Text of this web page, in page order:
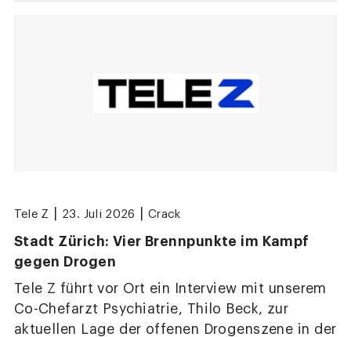
Tele Z 23. Juli 2026 Crack
Stadt Zürich: Vier Brennpunkte im Kampf
gegen Drogen
Tele Z führt vor Ort ein Interview mit unserem
Co-Chefarzt Psychiatrie, Thilo Beck, zur
aktuellen Lage der offenen Drogenszene in der